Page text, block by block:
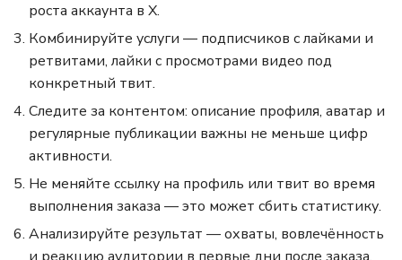
роста аккаунта в X.
Комбинируйте услуги — подписчиков с лайками и
ретвитами, лайки с просмотрами видео под
конкретный твит.
Следите за контентом: описание профиля, аватар и
регулярные публикации важны не меньше цифр
активности.
Не меняйте ссылку на профиль или твит во время
выполнения заказа — это может сбить статистику.
Анализируйте результат — охваты, вовлечённость